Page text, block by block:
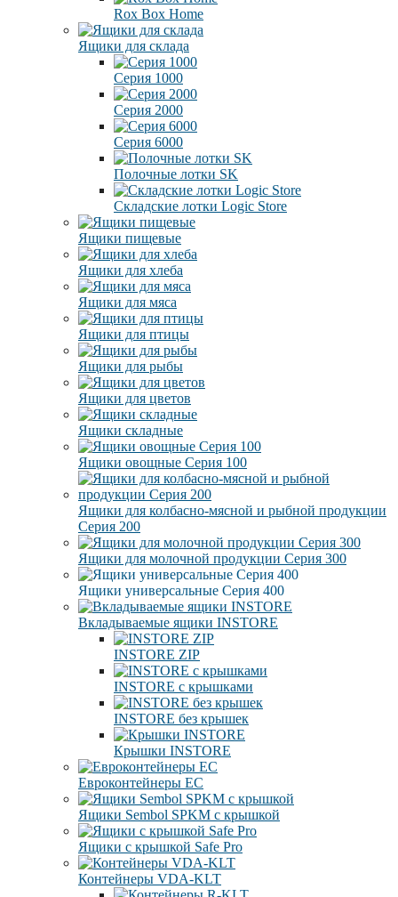
Rox Box Home
Ящики для склада
Серия 1000
Серия 2000
Серия 6000
Полочные лотки SK
Складские лотки Logic Store
Ящики пищевые
Ящики для хлеба
Ящики для мяса
Ящики для птицы
Ящики для рыбы
Ящики для цветов
Ящики складные
Ящики овощные Серия 100
Ящики для колбасно-мясной и рыбной продукции
Серия 200
Ящики для молочной продукции Серия 300
Ящики универсальные Серия 400
Вкладываемые ящики INSTORE
INSTORE ZIP
INSTORE с крышками
INSTORE без крышек
Крышки INSTORE
Евроконтейнеры ЕC
Ящики Sembol SPKM с крышкой
Ящики с крышкой Safe Pro
Контейнеры VDA-KLT